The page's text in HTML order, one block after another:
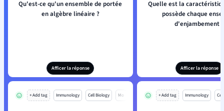
Qu'est-ce qu'un ensemble de portée
en algèbre linéaire ?
Afficer la réponse
Quelle est la
possède chaque
d'enjambement ?
Afficer la réponse
+ Add tag Immunology Cell Biology Mo + Add tag Immunology